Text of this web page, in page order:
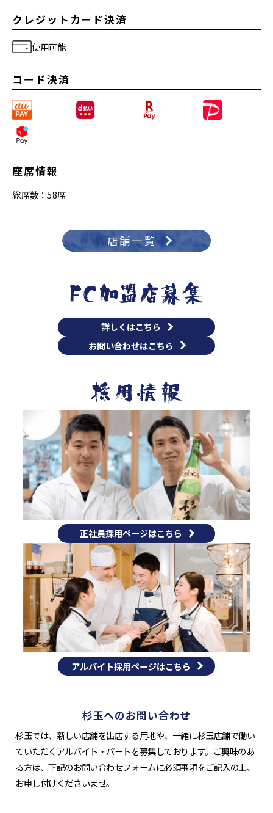
クレジットカード決済
使用可能
コード決済
座席情報
総席数：58席
店舗一覧
詳しくはこちら
お問い合わせはこちら
正社員採用ページはこちら
アルバイト採用ページはこちら
杉玉へのお問い合わせ
杉玉では、新しい店舗を出店する用地や、一緒に杉玉店舗で働い
ていただくアルバイト・パートを募集しております。ご興味のあ
る方は、下記のお問い合わせフォームに必須事項をご記入の上、
お申し付けくださいませ。